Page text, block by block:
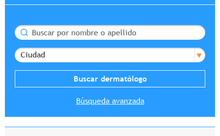
Buscar
Ciudad
Búsqueda avanzada